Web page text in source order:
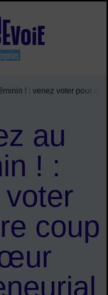
officiel de Courbevoie
! : venez voter pour
au
! :
coup